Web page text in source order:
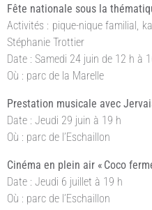
Fête nationale sous la
Activités : pique-nique familial,
Stéphanie Trottier
Date : Samedi 24 juin de 12 h à
Où : parc de la Marelle
Prestation musicale avec
Date : Jeudi 29 juin à 19 h
Où : parc de l’Eschaillon
Cinéma en plein air « Coco
Date : Jeudi 6 juillet à 19 h
Où : parc de l’Eschaillon